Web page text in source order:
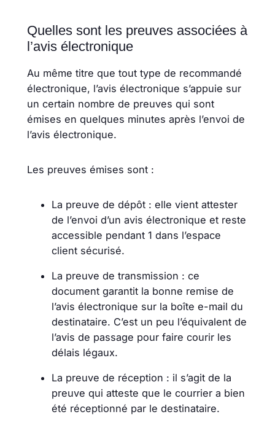
Quelles sont les preuves associées à
l’avis électronique
Au même titre que tout type de recommandé
électronique, l’avis électronique s’appuie sur
un certain nombre de preuves qui sont
émises en quelques minutes après l’envoi de
l’avis électronique.
Les preuves émises sont :
La preuve de dépôt : elle vient attester
de l’envoi d’un avis électronique et reste
accessible pendant 1 dans l’espace
client sécurisé.
La preuve de transmission : ce
document garantit la bonne remise de
l’avis électronique sur la boîte e-mail du
destinataire. C’est un peu l’équivalent de
l’avis de passage pour faire courir les
délais légaux.
La preuve de réception : il s’agit de la
preuve qui atteste que le courrier a bien
été réceptionné par le destinataire.